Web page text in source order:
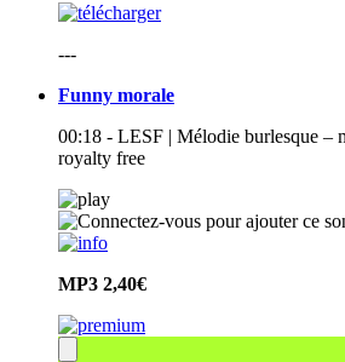
---
Funny morale
00:18 - LESF | Mélodie burlesque –
royalty free
MP3 2,40€